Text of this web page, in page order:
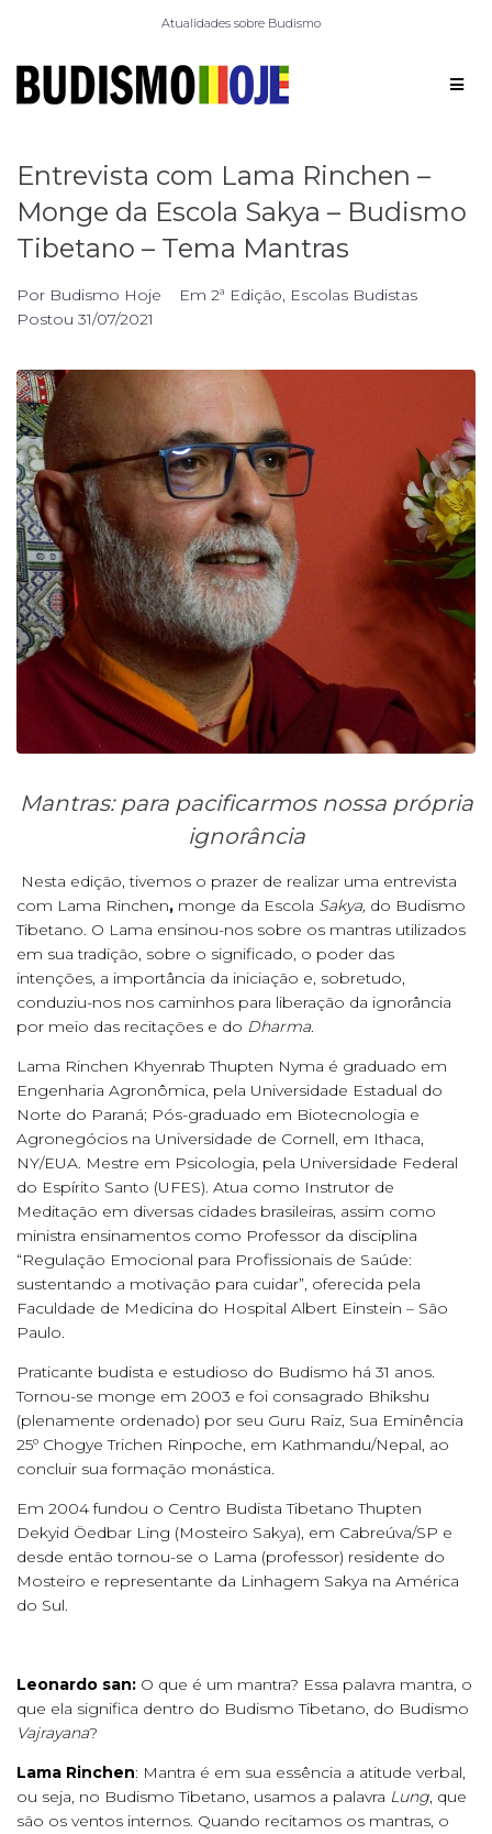
Atualidades sobre Budismo
Entrevista com Lama Rinchen –
Monge da Escola Sakya – Budismo
Tibetano – Tema Mantras
Por Budismo Hoje Em 2ª Edição, Escolas Budistas
Postou 31/07/2021
Mantras: para pacificarmos nossa própria
ignorância
Nesta edição, tivemos o prazer de realizar uma entrevista
com Lama Rinchen, monge da Escola Sakya, do Budismo
Tibetano. O Lama ensinou-nos sobre os mantras utilizados
em sua tradição, sobre o significado, o poder das
intenções, a importância da iniciação e, sobretudo,
conduziu-nos nos caminhos para liberação da ignorância
por meio das recitações e do Dharma.
Lama Rinchen Khyenrab Thupten Nyma é graduado em
Engenharia Agronômica, pela Universidade Estadual do
Norte do Paraná; Pós-graduado em Biotecnologia e
Agronegócios na Universidade de Cornell, em Ithaca,
NY/EUA. Mestre em Psicologia, pela Universidade Federal
do Espírito Santo (UFES). Atua como Instrutor de
Meditação em diversas cidades brasileiras, assim como
ministra ensinamentos como Professor da disciplina
“Regulação Emocional para Profissionais de Saúde:
sustentando a motivação para cuidar”, oferecida pela
Faculdade de Medicina do Hospital Albert Einstein – São
Paulo.
Praticante budista e estudioso do Budismo há 31 anos.
Tornou-se monge em 2003 e foi consagrado Bhikshu
(plenamente ordenado) por seu Guru Raiz, Sua Eminência
25º Chogye Trichen Rinpoche, em Kathmandu/Nepal, ao
concluir sua formação monástica.
Em 2004 fundou o Centro Budista Tibetano Thupten
Dekyid Öedbar Ling (Mosteiro Sakya), em Cabreúva/SP e
desde então tornou-se o Lama (professor) residente do
Mosteiro e representante da Linhagem Sakya na América
do Sul.
Leonardo san: O que é um mantra? Essa palavra mantra, o
que ela significa dentro do Budismo Tibetano, do Budismo
Vajrayana?
Lama Rinchen: Mantra é em sua essência a atitude verbal,
ou seja, no Budismo Tibetano, usamos a palavra Lung, que
são os ventos internos. Quando recitamos os mantras, o